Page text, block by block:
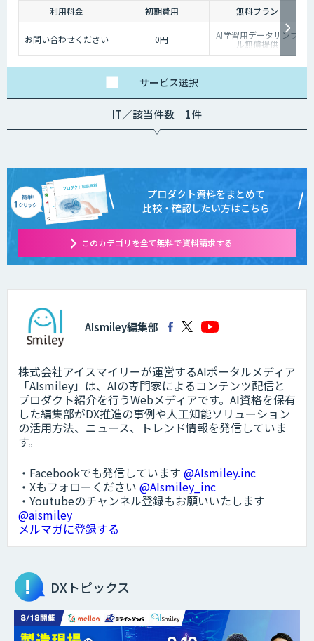
利用料金 初期費用 無料プラン
お問い合わせください 0円 AI学習用データサンプ
ル無償提供
サービス選択
IT／該当件数 1件
プロダクト資料をまとめて
比較・確認したい方はこちら
このカテゴリを全て無料で資料請求する
AIsmiley編集部
株式会社アイスマイリーが運営するAIポータルメディア
「AIsmiley」は、AIの専門家によるコンテンツ配信と
プロダクト紹介を行うWebメディアです。AI資格を保有
した編集部がDX推進の事例や人工知能ソリューション
の活用方法、ニュース、トレンド情報を発信していま
す。
・Facebookでも発信しています @AIsmiley.inc
・Xもフォローください @AIsmiley_inc
・Youtubeのチャンネル登録もお願いいたします
@aismiley
メルマガに登録する
DXトピックス